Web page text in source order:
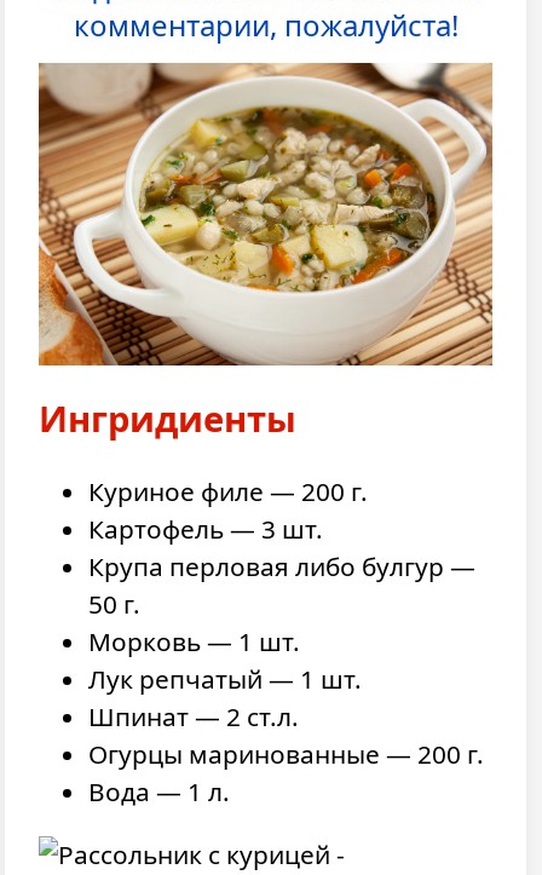
комментарии, пожалуйста!
Ингридиенты
Куриное филе — 200 г.
Картофель — 3 шт.
Крупа перловая либо булгур —
50 г.
Морковь — 1 шт.
Лук репчатый — 1 шт.
Шпинат — 2 ст.л.
Огурцы маринованные — 200 г.
Вода — 1 л.